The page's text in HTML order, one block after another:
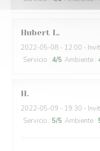
Hubert L
2022-05-08 - 12:00 -
Servicio : 4/5 Ambiente :
H
2022-05-09 - 19:30 -
Servicio : 5/5 Ambiente :